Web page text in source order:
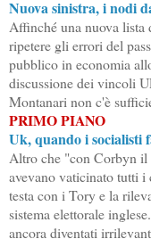
Nuova sinistra, i nodi
Affinché una nuova lista
ripetere gli errori del
pubblico in economia
discussione dei vincoli
Montanari non c'è
PRIMO PIANO
Uk, quando i socialisti
Altro che "con Corbyn
avevano vaticinato tutti i
testa con i Tory e la
sistema elettorale
ancora diventati